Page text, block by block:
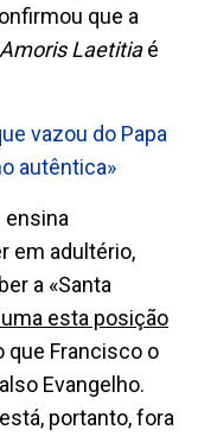
que a
Amoris Laetitiaé
vazou do Papa
autêntica»
ensina
em adultério,
a «Santa
esta posição
que Francisco o
Evangelho.
portanto, fora